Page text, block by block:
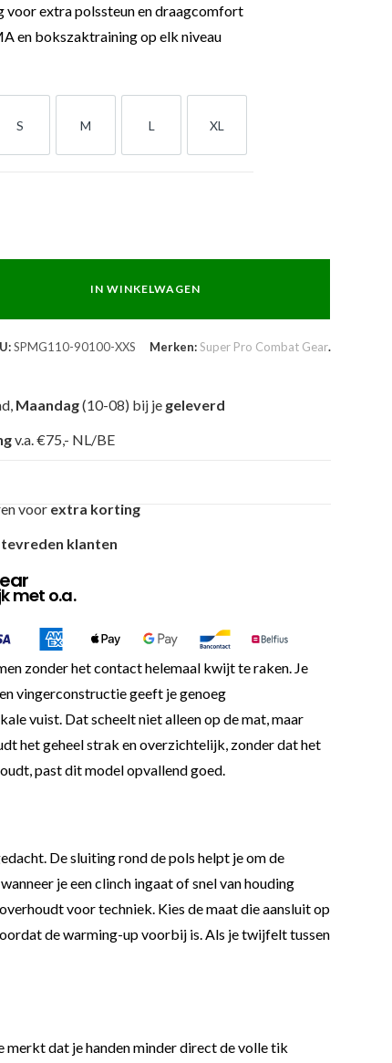
voor extra polssteun en draagcomfort
en bokszaktraining op elk niveau
S
S
M
M
L
L
XL
XL
IN WINKELWAGEN
SPMG110-90100-XXS Merken:Super Pro Combat Gear.
Maandag(10-08) bij je geleverd
v.a. €75,- NL/BE
voor extra korting
tevreden klanten
met o.a.
zonder het contact helemaal kwijt te raken. Je
vingerconstructie geeft je genoeg
vuist. Dat scheelt niet alleen op de mat, maar
het geheel strak en overzichtelijk, zonder dat het
past dit model opvallend goed.
De sluiting rond de pols helpt je om de
je een clinch ingaat of snel van houding
voor techniek. Kies de maat die aansluit op
de warming-up voorbij is. Als je twijfelt tussen
merkt dat je handen minder direct de volle tik